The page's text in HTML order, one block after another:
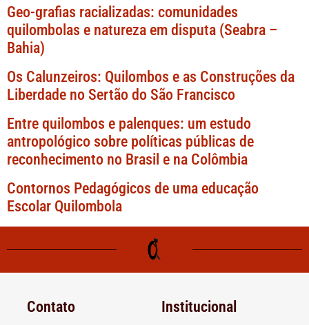
Geo-grafias racializadas: comunidades
quilombolas e natureza em disputa (Seabra –
Bahia)
Os Calunzeiros: Quilombos e as Construções da
Liberdade no Sertão do São Francisco
Entre quilombos e palenques: um estudo
antropológico sobre políticas públicas de
reconhecimento no Brasil e na Colômbia
Contornos Pedagógicos de uma educação
Escolar Quilombola
Contato Institucional